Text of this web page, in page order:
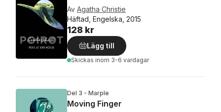
Av Agatha Christie
Häftad, Engelska, 2015
128 kr
Lägg till
Skickas inom 3-6 vardagar
Del 3 - Marple
Moving Finger